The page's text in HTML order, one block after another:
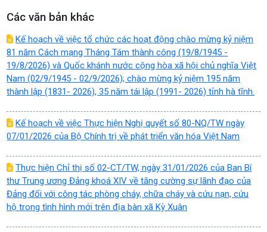
Các văn bản khác
Kế hoạch về việc tổ chức các hoạt động chào mừng kỷ niệm
81 năm Cách mạng Tháng Tám thành công (19/8/1945 -
19/8/2026) và Quốc khánh nước cộng hòa xã hội chủ nghĩa Việt
Nam (02/9/1945 - 02/9/2026); chào mừng kỷ niệm 195 năm
thành lập (1831- 2026), 35 năm tái lập (1991- 2026) tỉnh hà tĩnh.
Kế hoạch về việc Thực hiện Nghị quyết số 80-NQ/TW ngày
07/01/2026 của Bộ Chính trị về phát triển văn hóa Việt Nam
Thực hiện Chỉ thị số 02-CT/TW, ngày 31/01/2026 của Ban Bí
thư Trung ương Đảng khoá XIV về tăng cường sự lãnh đạo của
Đảng đối với công tác phòng cháy, chữa cháy và cứu nạn, cứu
hộ trong tình hình mới trên địa bàn xã Kỳ Xuân